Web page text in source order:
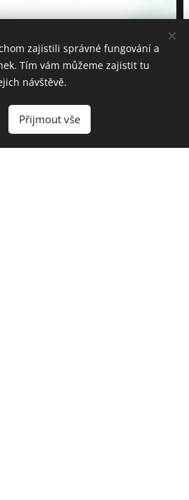
zajistili správné fungování a
Tím vám můžeme zajistit tu
návštěvě.
Přijmout vše